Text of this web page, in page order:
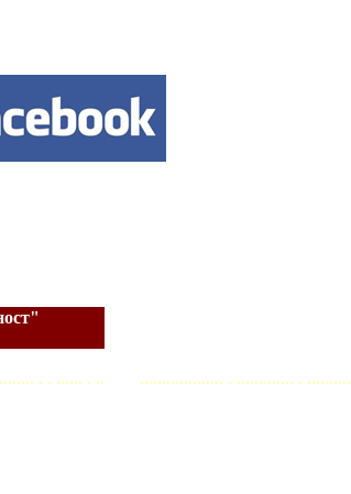
. . ...... . .. ................... . ............. .